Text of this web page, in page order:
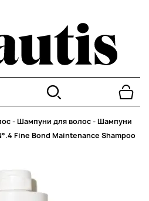
-Шампуни для волос-Шампуни
Fine Bond Maintenance Shampoo